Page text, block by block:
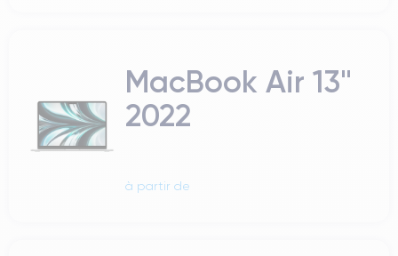
MacBook Air 13"
2022
à partir de